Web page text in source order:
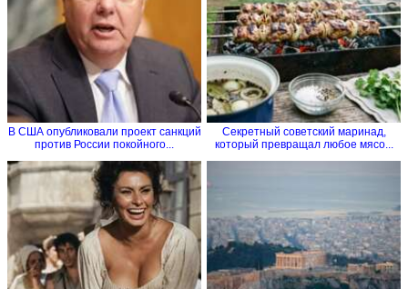
В США опубликовали проект санкций
против России покойного...
Секретный советский маринад,
который превращал любое мясо...